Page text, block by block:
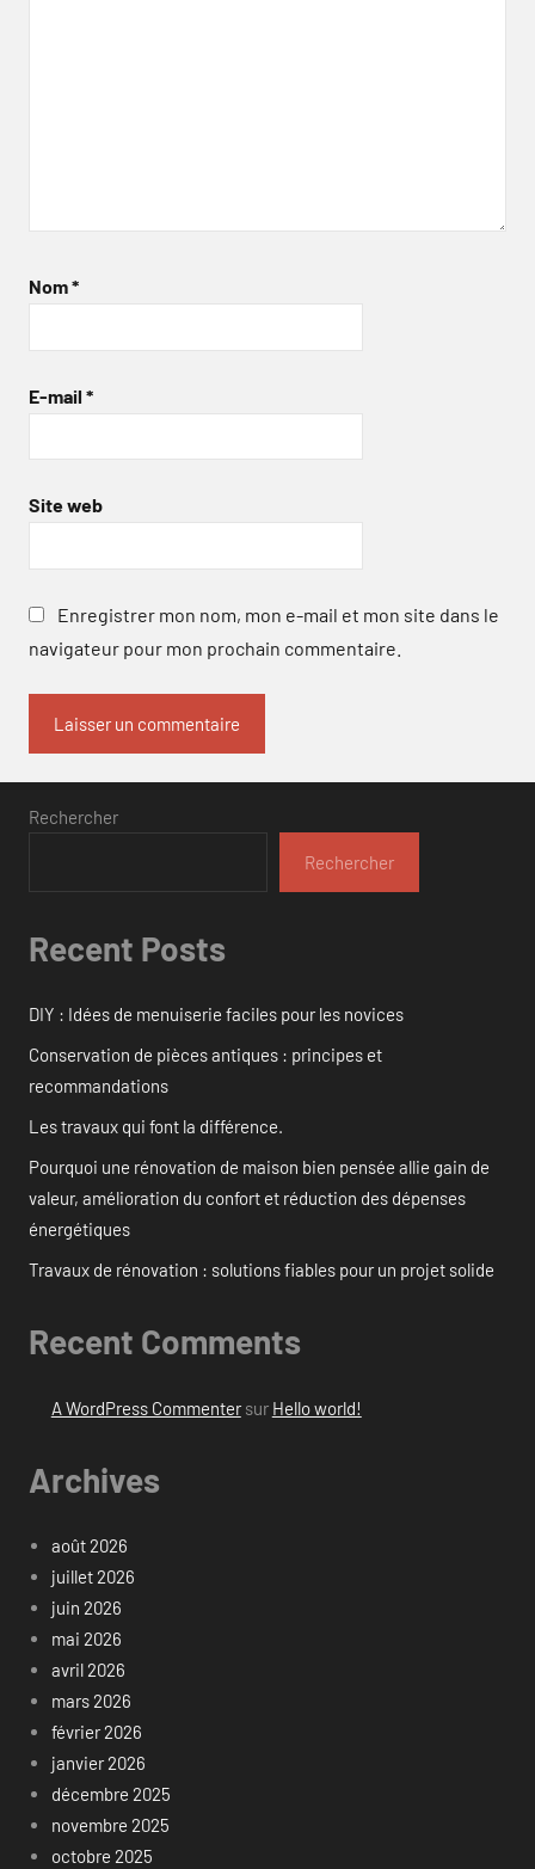
Nom*
E-mail *
Site web
Enregistrer mon nom, mon e-mail et mon site dans le
navigateur pour mon prochain commentaire.
Rechercher
Rechercher
Recent Posts
DIY : Idées de menuiserie faciles pour les novices
Conservation de pièces antiques : principes et
recommandations
Les travaux qui font la différence.
Pourquoi une rénovation de maison bien pensée allie gain de
valeur, amélioration du confort et réduction des dépenses
énergétiques
Travaux de rénovation : solutions fiables pour un projet solide
Recent Comments
A WordPress Commentersur Hello world!
Archives
août 2026
juillet 2026
juin 2026
mai 2026
avril 2026
mars 2026
février 2026
janvier 2026
décembre 2025
novembre 2025
octobre 2025